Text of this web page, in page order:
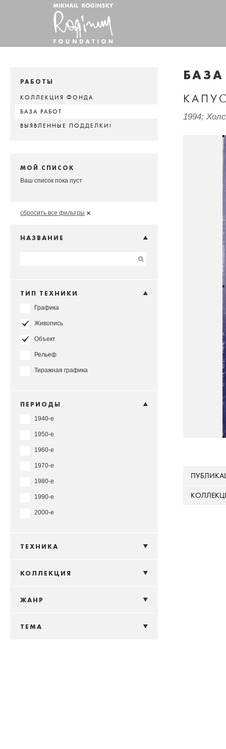
РАБОТЫ
КОЛЛЕКЦИЯ ФОНДА
БАЗА РАБОТ
ВЫЯВЛЕННЫЕ ПОДДЕЛКИ!
МОЙ СПИСОК
Ваш список пока пуст
сбросить все фильтры
НАЗВАНИЕ
ТИП ТЕХНИКИ
Графика
Живопись
Объект
Рельеф
Тиражная графика
ПЕРИОДЫ
1940-е
1950-е
1960-е
1970-е
1980-е
1990-е
2000-е
ТЕХНИКА
КОЛЛЕКЦИЯ
ЖАНР
ТЕМА
1994;